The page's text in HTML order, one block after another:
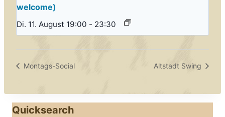
welcome)
Di. 11. August 19:00 - 23:30
Montags-Social Altstadt Swing
Quicksearch